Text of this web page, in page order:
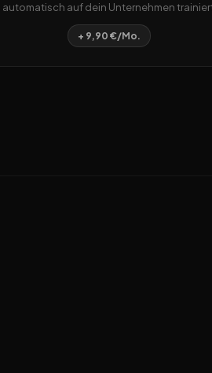
automatisch auf dein Unternehmen
+ 9,90 €/Mo.